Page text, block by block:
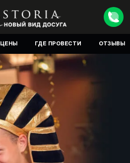
ЦЕНЫ ГДЕ ПРОВЕСТИ ОТЗЫВЫ